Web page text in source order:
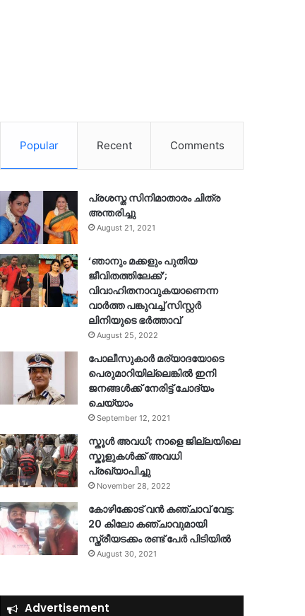
Popular Recent Comments
പ്രശസ്ത സിനിമാതാരം ചിത്ര
അന്തരിച്ചു
August 21, 2021
‘ഞാനും മക്കളും പുതിയ
ജീവിതത്തിലേക്ക്’;
വിവാഹിതനാവുകയാണെന്ന
വാർത്ത പങ്കുവച്ച് സിസ്റ്റർ
ലിനിയുടെ ഭർത്താവ്
August 25, 2022
പോലീസുകാര്‍ മര്യാദയോടെ
പെരുമാറിയില്ലെങ്കില്‍ ഇനി
ജനങ്ങള്‍ക്ക് നേരിട്ട് ചോദ്യം
ചെയ്യാം
September 12, 2021
സ്കൂൾ അവധി; നാളെ ജില്ലയിലെ
സ്കൂളുകൾക്ക് അവധി
പ്രഖ്യാപിച്ചു
November 28, 2022
കോഴിക്കോട് വൻ കഞ്ചാവ് വേട്ട:
20 കിലോ കഞ്ചാവുമായി
സ്ത്രീയടക്കം രണ്ട് പേർ പിടിയിൽ
August 30, 2021
Advertisement